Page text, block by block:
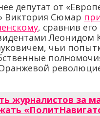
депутат от
Виктория Сюмар
, сравнив его
Леонидом
чьи
журналистов за